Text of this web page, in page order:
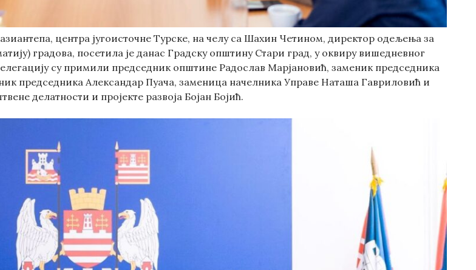
центра југоисточне Турске, на челу са Шахин Четином, директор одељења за
градова, посетила је данас Градску општину Стари град, у оквиру вишедневног
су примили председник општине Радослав Марјановић, заменик председника
председника Александар Пуача, заменица начелника Управе Наташа Гавриловић и
делатности и пројекте развоја Бојан Бојић.